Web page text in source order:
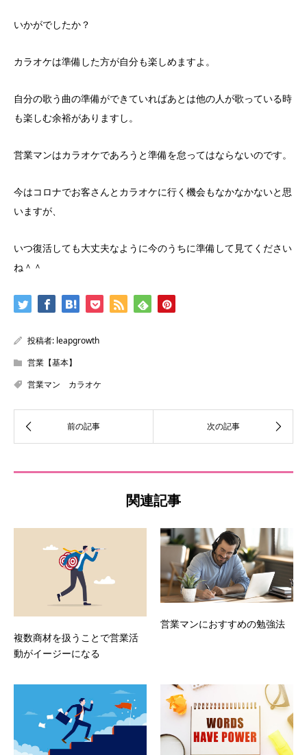
いかがでしたか？
カラオケは準備した方が自分も楽しめますよ。
自分の歌う曲の準備ができていればあとは他の人が歌っている時
も楽しむ余裕がありますし。
営業マンはカラオケであろうと準備を怠ってはならないのです。
今はコロナでお客さんとカラオケに行く機会もなかなかないと思
いますが、
いつ復活しても大丈夫なように今のうちに準備して見てください
ね＾＾
投稿者: leapgrowth
営業【基本】
営業マン カラオケ
関連記事
複数商材を扱うことで営業活
動がイージーになる
営業マンにおすすめの勉強法